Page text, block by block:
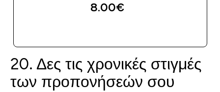
8.00€‎
20. Δες τις χρονικές στιγμές
των προπονήσεών σου